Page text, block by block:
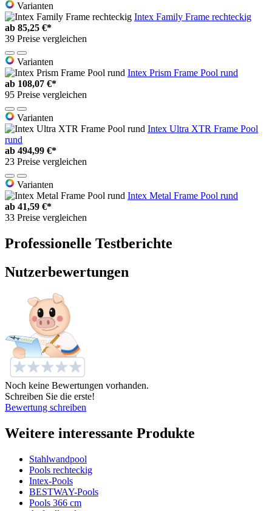
Varianten
Intex Family Frame rechteckig
ab 85,25 €*
39 Preise vergleichen
Varianten
Intex Prism Frame Pool rund
ab 108,07 €*
95 Preise vergleichen
Varianten
Intex Ultra XTR Frame Pool
rund
ab 494,99 €*
23 Preise vergleichen
Varianten
Intex Metal Frame Pool rund
ab 41,59 €*
33 Preise vergleichen
Professionelle Testberichte
Nutzerbewertungen
Noch keine Bewertungen vorhanden.
Schreiben Sie die erste!
Bewertung schreiben
Weitere interessante Produkte
Stahlwandpool
Pools rechteckig
Intex-Pools
BESTWAY-Pools
Pools 366 cm